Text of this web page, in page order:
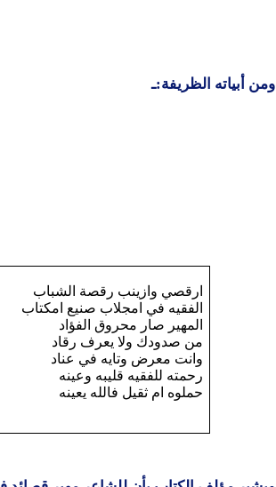
ومن أبياته الظريفة:ـ
ارقصي وازينب رقصة الشباب
الفقيه في امجلاب صنيع امكتاب
المهير صار محروق الفؤاد
من صدودك ولا يعرف رقاد
وانت معرض وتايه في عناد
رحمته للفقيه قليبه وعينه
حملوه ام ثقيل فالله يعينه